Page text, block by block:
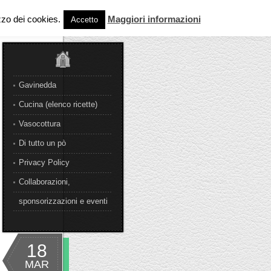
Gavinedda
Cucina (elenco ricette)
Vasocottura
Di tutto un pò
Privacy Policy
Collaborazioni,
sponsorizzazioni e eventi
18
MAR
dei cookies. Accetto Maggiori informazioni